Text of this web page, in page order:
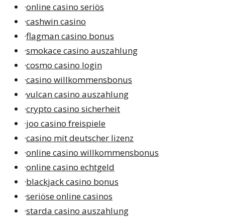
·online casino seriös
·cashwin casino
·flagman casino bonus
·smokace casino auszahlung
·cosmo casino login
·casino willkommensbonus
·vulcan casino auszahlung
·crypto casino sicherheit
·joo casino freispiele
·casino mit deutscher lizenz
·online casino willkommensbonus
·online casino echtgeld
·blackjack casino bonus
·seriöse online casinos
·starda casino auszahlung